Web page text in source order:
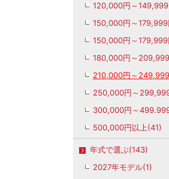
120,000円～
150,000円～
150,000円～
180,000円～
210,000円～
250,000円～
300,000円～
500,000円以上(41)
年式で選ぶ(143)
2027年モデル(1)